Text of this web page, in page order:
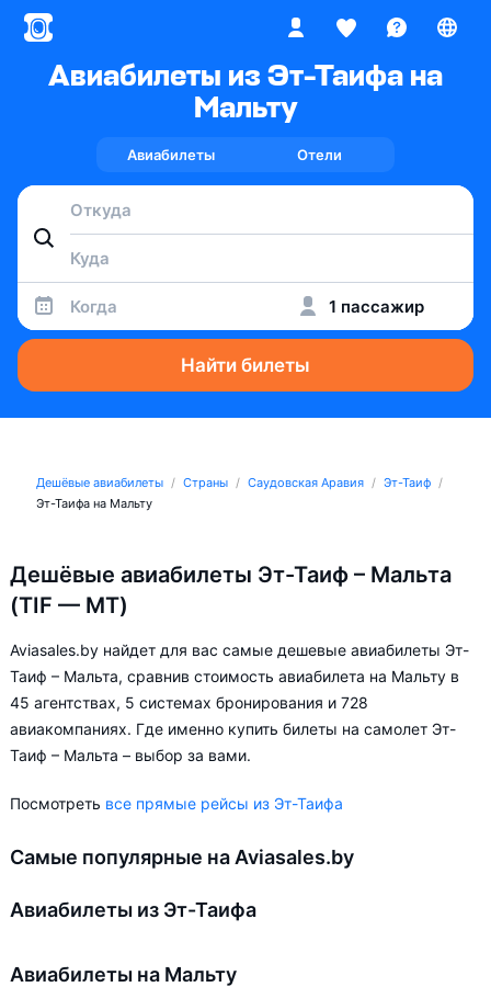
Авиабилеты из Эт-Таифа на
Мальту
Авиабилеты Отели
Когда 1 пассажир
Найти билеты
Дешёвые авиабилеты Страны Саудовская Аравия
Эт-Таиф
Эт-Таифа на Мальту
Дешёвые авиабилеты Эт-Таиф – Мальта
(TIF — MT)
Aviasales.by найдет для вас самые дешевые авиабилеты Эт-
Таиф – Мальта, сравнив стоимость авиабилета на Мальту в
45 агентствах, 5 системах бронирования и 728
авиакомпаниях. Где именно купить билеты на самолет Эт-
Таиф – Мальта – выбор за вами.
Посмотреть все прямые рейсы из Эт-Таифа
Самые популярные на Aviasales.by
Авиабилеты из Эт-Таифа
Авиабилеты на Мальту